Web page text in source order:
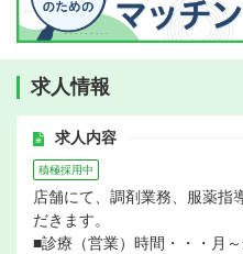
求人情報
求人内容
積極採用中
店舗にて、調剤業務、服薬指
だきます。
■診療（営業）時間・・・月